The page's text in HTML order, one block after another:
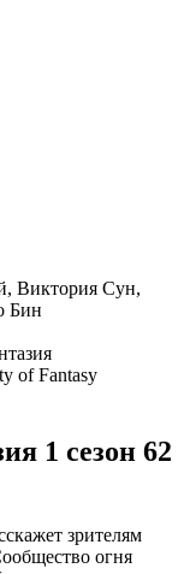
Виктория Сун,
Бин
of Fantasy
1 сезон 62
зрителям
огня